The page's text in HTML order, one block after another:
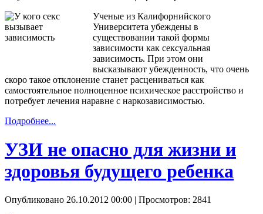
Ученые из Калифорнийского
Университета убеждены в
существовании такой формы
зависимости как сексуальная
зависимость. При этом они
высказывают убежденность, что очень
скоро такое отклонение станет расцениваться как
самостоятельное полноценное психическое расстройство и
потребует лечения наравне с наркозависимостью.
Подробнее...
УЗИ не опасно для жизни и
здоровья будущего ребенка
Опубликовано 26.10.2012 00:00 | Просмотров: 2841